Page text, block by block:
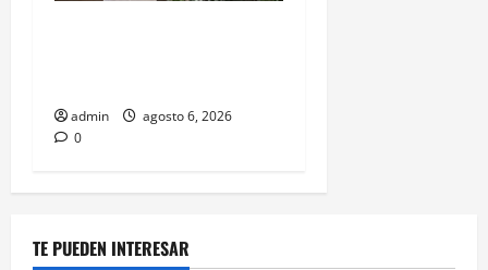
admin
agosto 6, 2026
0
TE PUEDEN INTERESAR